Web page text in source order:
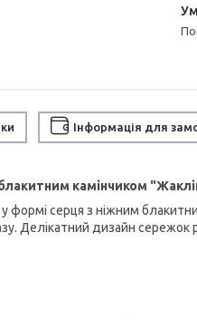
Інформація для
камінчиком
у формі серця з ніжним
Делікатний дизайн сережок